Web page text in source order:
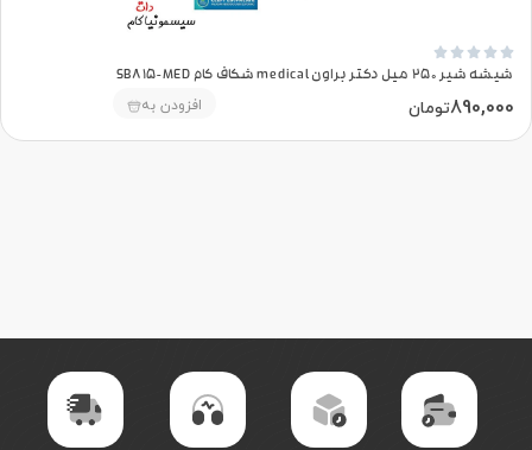





شیشه شیر 250 میل دکتر براون medical شکاف کام SB815-MED
890,000تومان افزودن به